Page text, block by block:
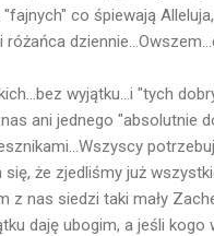
co śpiewają
wyjątku...i "tych
ani jednego "absolutnie
się, że zjedliśmy już
z nas siedzi taki mały
daję ubogim, a jeśli